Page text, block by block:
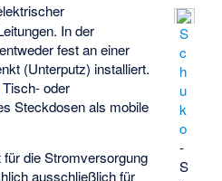
S
c
h
u
k
o
-
S
In der
fest an einer
(Unterputz) installiert.
Tisch- oder
Steckdosen als mobile
die Stromversorgung
ausschließlich für